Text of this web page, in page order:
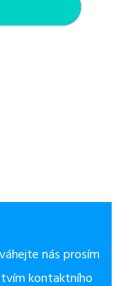
nás prosím
kontaktního